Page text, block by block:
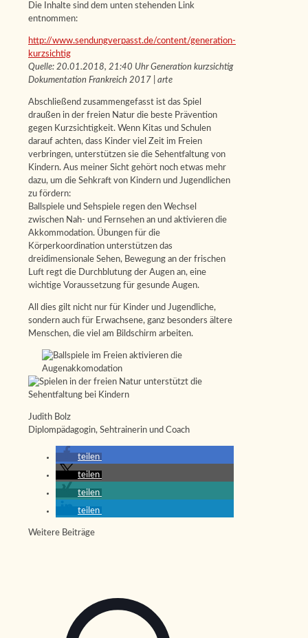
Die Inhalte sind dem unten stehenden Link
entnommen:
http://www.sendungverpasst.de/content/generation-
kurzsichtig
Quelle: 20.01.2018, 21:40 Uhr Generation kurzsichtig
Dokumentation Frankreich 2017 | arte
Abschließend zusammengefasst ist das Spiel
draußen in der freien Natur die beste Prävention
gegen Kurzsichtigkeit. Wenn Kitas und Schulen
darauf achten, dass Kinder viel Zeit im Freien
verbringen, unterstützen sie die Sehentfaltung von
Kindern. Aus meiner Sicht gehört noch etwas mehr
dazu, um die Sehkraft von Kindern und Jugendlichen
zu fördern:
Ballspiele und Sehspiele regen den Wechsel
zwischen Nah- und Fernsehen an und aktivieren die
Akkommodation. Übungen für die
Körperkoordination unterstützen das
dreidimensionale Sehen, Bewegung an der frischen
Luft regt die Durchblutung der Augen an, eine
wichtige Voraussetzung für gesunde Augen.
All dies gilt nicht nur für Kinder und Jugendliche,
sondern auch für Erwachsene, ganz besonders ältere
Menschen, die viel am Bildschirm arbeiten.
Judith Bolz
Diplompädagogin, Sehtrainerin und Coach
teilen
teilen
teilen
teilen
Weitere Beiträge